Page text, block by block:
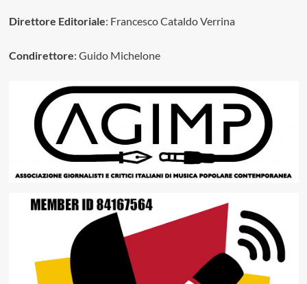
Direttore Editoriale: Francesco Cataldo Verrina
Condirettore: Guido Michelone